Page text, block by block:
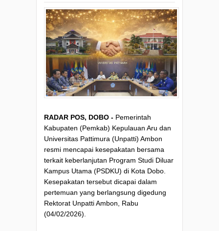
RADAR POS, DOBO - Pemerintah
Kabupaten (Pemkab) Kepulauan Aru dan
Universitas Pattimura (Unpatti) Ambon
resmi mencapai kesepakatan bersama
terkait keberlanjutan Program Studi Diluar
Kampus Utama (PSDKU) di Kota Dobo.
Kesepakatan tersebut dicapai dalam
pertemuan yang berlangsung digedung
Rektorat Unpatti Ambon, Rabu
(04/02/2026).